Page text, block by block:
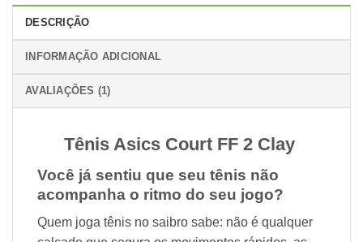
DESCRIÇÃO
INFORMAÇÃO ADICIONAL
AVALIAÇÕES (1)
Tênis Asics Court FF 2 Clay
Você já sentiu que seu tênis não
acompanha o ritmo do seu jogo?
Quem joga tênis no saibro sabe: não é qualquer